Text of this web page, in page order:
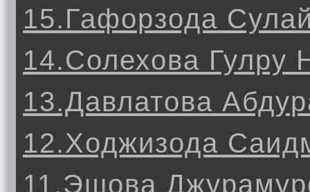
15.Гафорзода
14.Солехова Гулру
13.Давлатова
12.Ходжизода
11.Эшова